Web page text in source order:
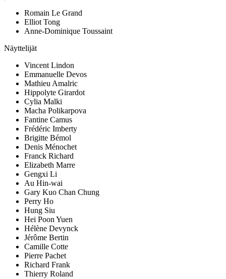
Romain Le Grand
Elliot Tong
Anne-Dominique Toussaint
Näyttelijät
Vincent Lindon
Emmanuelle Devos
Mathieu Amalric
Hippolyte Girardot
Cylia Malki
Macha Polikarpova
Fantine Camus
Frédéric Imberty
Brigitte Bémol
Denis Ménochet
Franck Richard
Elizabeth Marre
Gengxi Li
Au Hin-wai
Gary Kuo Chan Chung
Perry Ho
Hung Siu
Hei Poon Yuen
Hélène Devynck
Jérôme Bertin
Camille Cotte
Pierre Pachet
Richard Frank
Thierry Roland